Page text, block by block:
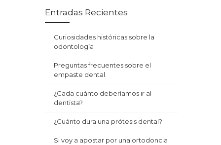
Entradas Recientes
Curiosidades históricas sobre la
odontología
Preguntas frecuentes sobre el
empaste dental
¿Cada cuánto deberíamos ir al
dentista?
¿Cuánto dura una prótesis dental?
Si voy a apostar por una ortodoncia